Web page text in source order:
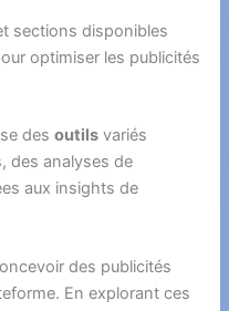
sections disponibles
optimiser les publicités
desoutils variés
des analyses de
aux insights de
des publicités
En explorant ces